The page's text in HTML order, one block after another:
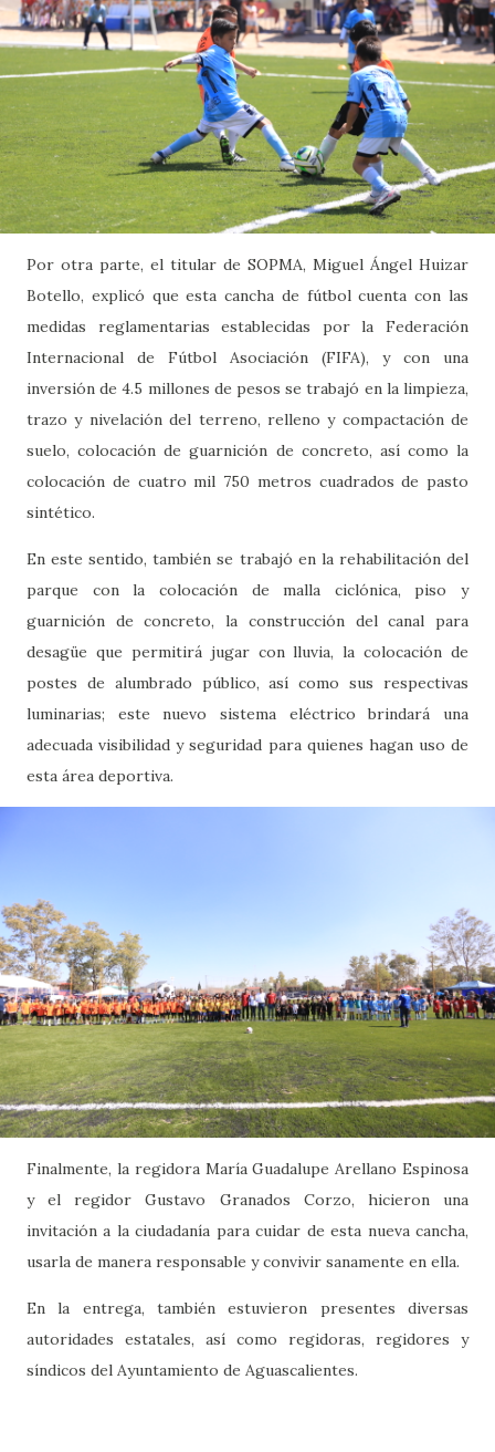
Por otra parte, el titular de SOPMA, Miguel Ángel Huizar
Botello, explicó que esta cancha de fútbol cuenta con las
medidas reglamentarias establecidas por la Federación
Internacional de Fútbol Asociación (FIFA), y con una
inversión de 4.5 millones de pesos se trabajó en la limpieza,
trazo y nivelación del terreno, relleno y compactación de
suelo, colocación de guarnición de concreto, así como la
colocación de cuatro mil 750 metros cuadrados de pasto
sintético.
En este sentido, también se trabajó en la rehabilitación del
parque con la colocación de malla ciclónica, piso y
guarnición de concreto, la construcción del canal para
desagüe que permitirá jugar con lluvia, la colocación de
postes de alumbrado público, así como sus respectivas
luminarias; este nuevo sistema eléctrico brindará una
adecuada visibilidad y seguridad para quienes hagan uso de
esta área deportiva.
Finalmente, la regidora María Guadalupe Arellano Espinosa
y el regidor Gustavo Granados Corzo, hicieron una
invitación a la ciudadanía para cuidar de esta nueva cancha,
usarla de manera responsable y convivir sanamente en ella.
En la entrega, también estuvieron presentes diversas
autoridades estatales, así como regidoras, regidores y
síndicos del Ayuntamiento de Aguascalientes.